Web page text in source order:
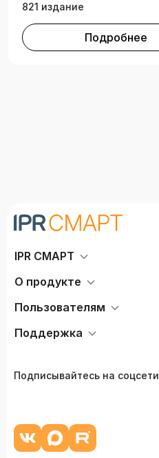
821 издание
Подробнее
IPR СМАРТ
О продукте
Пользователям
Поддержка
Подписывайтесь на соцсети